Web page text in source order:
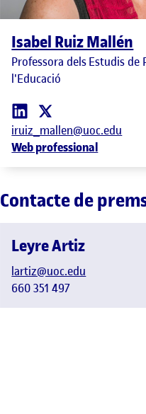
Isabel Ruiz Mallén
Professora dels Estudis de
l'Educació
iruiz_mallen@uoc.edu
Web professional
Contacte de
Leyre Artiz
lartiz@uoc.edu
660 351 497